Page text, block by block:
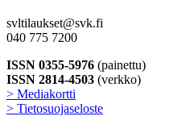
svltilaukset@svk.fi
040 775 7200
ISSN 0355-5976 (painettu)
ISSN 2814-4503 (verkko)
> Mediakortti
> Tietosuojaseloste